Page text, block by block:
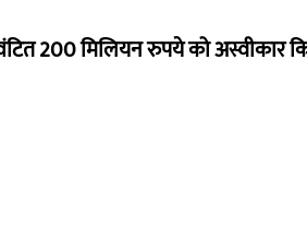
200 मिलियन रुपये को अस्वीकार